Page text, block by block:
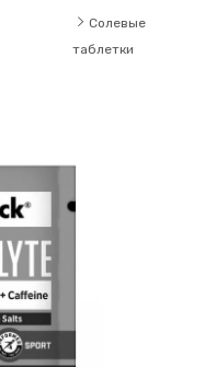
Солевые
таблетки